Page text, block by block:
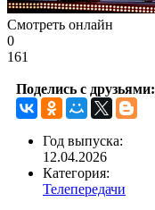
Смотреть онлайн
0
161
Поделись с друзьями:
Год выпуска:
12.04.2026
Категория:
Телепередачи